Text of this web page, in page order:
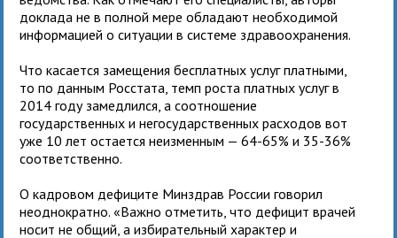
доклада не в полной мере обладают необходимой
информацией о ситуации в системе здравоохранения.
Что касается замещения бесплатных услуг платными,
то по данным Росстата, темп роста платных услуг в
2014 году замедлился, а соотношение
государственных и негосударственных расходов вот
уже 10 лет остается неизменным — 64-65% и 35-36%
соответственно.
О кадровом дефиците Минздрав России говорил
неоднократно. «Важно отметить, что дефицит врачей
носит не общий, а избирательный характер и